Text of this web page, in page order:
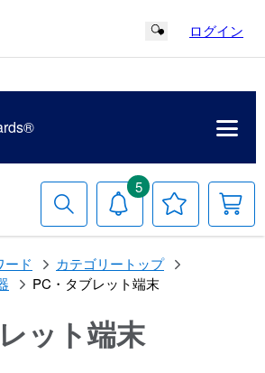
Search Button
ログイン
検
す
お
ら
5
お
に
カ
ト
ード
カテゴリートップ
PC・タブレット端末
ット端末